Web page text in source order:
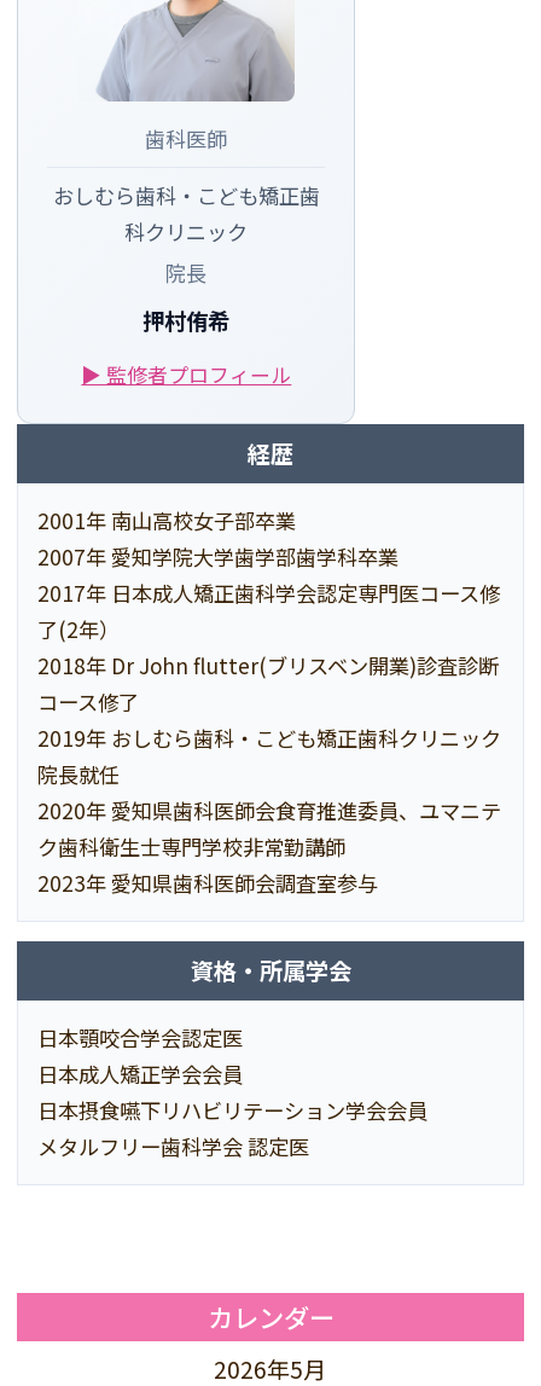
歯科医師
おしむら歯科・こども矯正歯
科クリニック
院長
押村侑希
▶ 監修者プロフィール
経歴
2001年 南山高校女子部卒業
2007年 愛知学院大学歯学部歯学科卒業
2017年 日本成人矯正歯科学会認定専門医コース修
了(2年）
2018年 Dr John flutter(ブリスベン開業)診査診断
コース修了
2019年 おしむら歯科・こども矯正歯科クリニック
院長就任
2020年 愛知県歯科医師会食育推進委員、ユマニテ
ク歯科衛生士専門学校非常勤講師
2023年 愛知県歯科医師会調査室参与
資格・所属学会
日本顎咬合学会認定医
日本成人矯正学会会員
日本摂食嚥下リハビリテーション学会会員
メタルフリー歯科学会 認定医
カレンダー
2026年5月